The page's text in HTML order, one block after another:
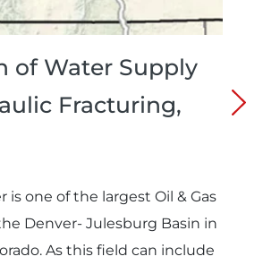
of Water Supply
Fracturing,
is one of the largest Oil & Gas
Denver- Julesburg Basin in
As this field can include